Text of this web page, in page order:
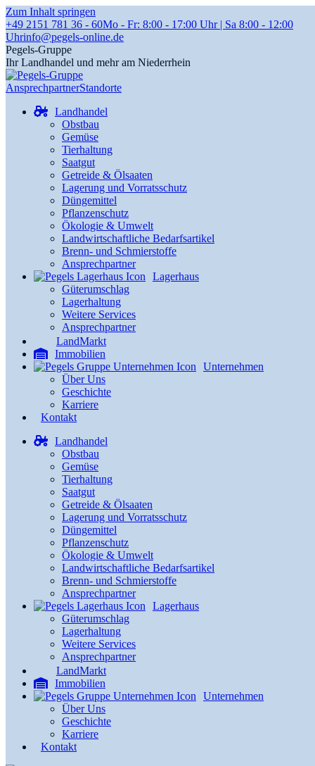
Zum Inhalt springen
+49 2151 781 36 - 60Mo - Fr: 8:00 - 17:00 Uhr | Sa 8:00 - 12:00
Uhrinfo@pegels-online.de
Pegels-Gruppe
Ihr Landhandel und mehr am Niederrhein
AnsprechpartnerStandorte
Landhandel
Obstbau
Gemüse
Tierhaltung
Saatgut
Getreide & Ölsaaten
Lagerung und Vorratsschutz
Düngemittel
Pflanzenschutz
Ökologie & Umwelt
Landwirtschaftliche Bedarfsartikel
Brenn- und Schmierstoffe
Ansprechpartner
Lagerhaus
Güterumschlag
Lagerhaltung
Weitere Services
Ansprechpartner
LandMarkt
Immobilien
Unternehmen
Über Uns
Geschichte
Karriere
Kontakt
Landhandel
Obstbau
Gemüse
Tierhaltung
Saatgut
Getreide & Ölsaaten
Lagerung und Vorratsschutz
Düngemittel
Pflanzenschutz
Ökologie & Umwelt
Landwirtschaftliche Bedarfsartikel
Brenn- und Schmierstoffe
Ansprechpartner
Lagerhaus
Güterumschlag
Lagerhaltung
Weitere Services
Ansprechpartner
LandMarkt
Immobilien
Unternehmen
Über Uns
Geschichte
Karriere
Kontakt